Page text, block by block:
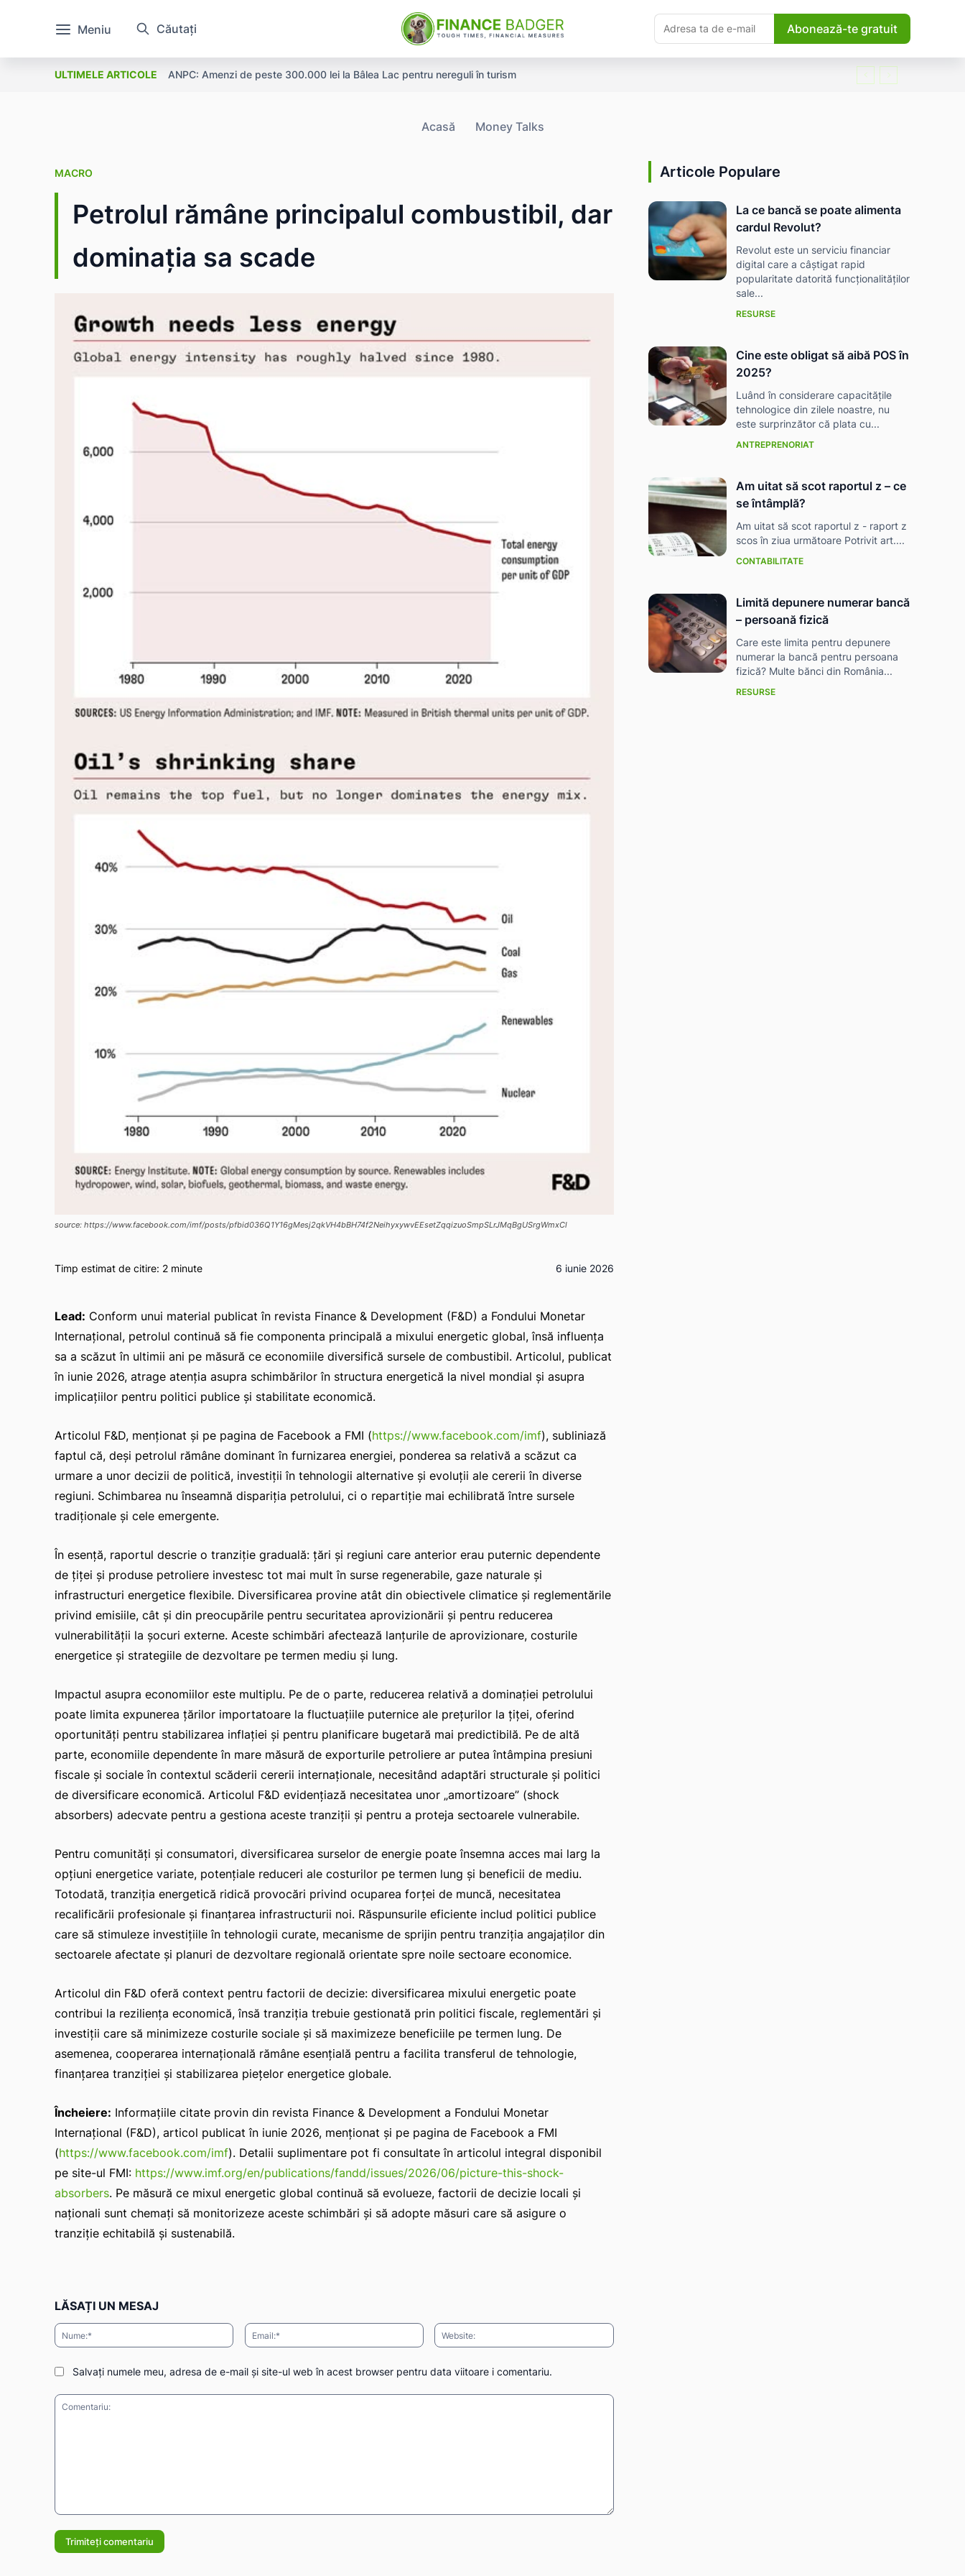
Meniu Căutați Abonează-te gratuit
ULTIMELE ARTICOLE ANPC: Amenzi de peste 300.000 lei la Bâlea Lac pentru nereguli în turism
PIB-ul UE în 2025: €18,8 trilioane şi distribuţia pe state
Acasă Money Talks
MACRO
Petrolul rămâne principalul combustibil, dar
dominația sa scade
source: https://www.facebook.com/imf/posts/pfbid036Q1Y16gMesj2qkVH4bBH74f2NeihyxywvEEsetZqqizuoSmpSLrJMqBgUSrgWmxCl
Timp estimat de citire: 2 minute 6 iunie 2026
Lead: Conform unui material publicat în revista Finance & Development (F&D) a Fondului Monetar
Internațional, petrolul continuă să fie componenta principală a mixului energetic global, însă influența
sa a scăzut în ultimii ani pe măsură ce economiile diversifică sursele de combustibil. Articolul, publicat
în iunie 2026, atrage atenția asupra schimbărilor în structura energetică la nivel mondial și asupra
implicațiilor pentru politici publice și stabilitate economică.
Articolul F&D, menționat și pe pagina de Facebook a FMI (https://www.facebook.com/imf), subliniază
faptul că, deși petrolul rămâne dominant în furnizarea energiei, ponderea sa relativă a scăzut ca
urmare a unor decizii de politică, investiții în tehnologii alternative și evoluții ale cererii în diverse
regiuni. Schimbarea nu înseamnă dispariția petrolului, ci o repartiție mai echilibrată între sursele
tradiționale și cele emergente.
În esență, raportul descrie o tranziție graduală: țări și regiuni care anterior erau puternic dependente
de țiței și produse petroliere investesc tot mai mult în surse regenerabile, gaze naturale și
infrastructuri energetice flexibile. Diversificarea provine atât din obiectivele climatice și reglementările
privind emisiile, cât și din preocupările pentru securitatea aprovizionării și pentru reducerea
vulnerabilității la șocuri externe. Aceste schimbări afectează lanțurile de aprovizionare, costurile
energetice și strategiile de dezvoltare pe termen mediu și lung.
Impactul asupra economiilor este multiplu. Pe de o parte, reducerea relativă a dominației petrolului
poate limita expunerea țărilor importatoare la fluctuațiile puternice ale prețurilor la țiței, oferind
oportunități pentru stabilizarea inflației și pentru planificare bugetară mai predictibilă. Pe de altă
parte, economiile dependente în mare măsură de exporturile petroliere ar putea întâmpina presiuni
fiscale și sociale în contextul scăderii cererii internaționale, necesitând adaptări structurale și politici
de diversificare economică. Articolul F&D evidențiază necesitatea unor „amortizoare” (shock
absorbers) adecvate pentru a gestiona aceste tranziții și pentru a proteja sectoarele vulnerabile.
Pentru comunități și consumatori, diversificarea surselor de energie poate însemna acces mai larg la
opțiuni energetice variate, potențiale reduceri ale costurilor pe termen lung și beneficii de mediu.
Totodată, tranziția energetică ridică provocări privind ocuparea forței de muncă, necesitatea
recalificării profesionale și finanțarea infrastructurii noi. Răspunsurile eficiente includ politici publice
care să stimuleze investițiile în tehnologii curate, mecanisme de sprijin pentru tranziția angajaților din
sectoarele afectate și planuri de dezvoltare regională orientate spre noile sectoare economice.
Articolul din F&D oferă context pentru factorii de decizie: diversificarea mixului energetic poate
contribui la reziliența economică, însă tranziția trebuie gestionată prin politici fiscale, reglementări și
investiții care să minimizeze costurile sociale și să maximizeze beneficiile pe termen lung. De
asemenea, cooperarea internațională rămâne esențială pentru a facilita transferul de tehnologie,
finanțarea tranziției și stabilizarea piețelor energetice globale.
Încheiere: Informațiile citate provin din revista Finance & Development a Fondului Monetar
Internațional (F&D), articol publicat în iunie 2026, menționat și pe pagina de Facebook a FMI
(https://www.facebook.com/imf). Detalii suplimentare pot fi consultate în articolul integral disponibil
pe site-ul FMI: https://www.imf.org/en/publications/fandd/issues/2026/06/picture-this-shock-
absorbers. Pe măsură ce mixul energetic global continuă să evolueze, factorii de decizie locali și
naționali sunt chemați să monitorizeze aceste schimbări și să adopte măsuri care să asigure o
tranziție echitabilă și sustenabilă.
LĂSAȚI UN MESAJ
Nume:* Email:* Website:
Salvați numele meu, adresa de e-mail și site-ul web în acest browser pentru data viitoare i comentariu.
Articole Populare
La ce bancă se poate alimenta
cardul Revolut?
Revolut este un serviciu financiar
digital care a câștigat rapid
popularitate datorită funcționalităților
sale...
RESURSE
Cine este obligat să aibă POS în
2025?
Luând în considerare capacitățile
tehnologice din zilele noastre, nu
este surprinzător că plata cu...
ANTREPRENORIAT
Am uitat să scot raportul z – ce
se întâmplă?
Am uitat să scot raportul z - raport z
scos în ziua următoare Potrivit art....
CONTABILITATE
Limită depunere numerar bancă
– persoană fizică
Care este limita pentru depunere
numerar la bancă pentru persoana
fizică? Multe bănci din România...
RESURSE